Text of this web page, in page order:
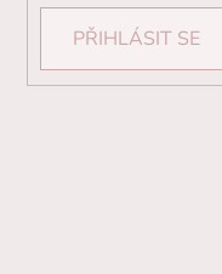
PŘIHLÁSIT SE